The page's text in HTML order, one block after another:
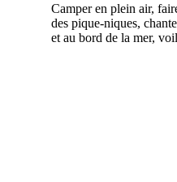
Camper en plein air,
des pique-niques,
et au bord de la mer,